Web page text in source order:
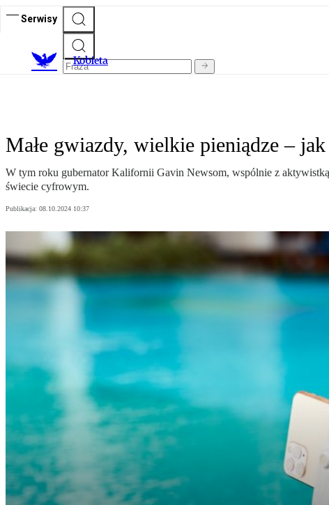
Serwisy
Kobieta
Małe gwiazdy, wielkie pieniądze –
W tym roku gubernator Kalifornii Gavin Newsom, wspólnie z
świecie cyfrowym.
Publikacja: 08.10.2024 10:37